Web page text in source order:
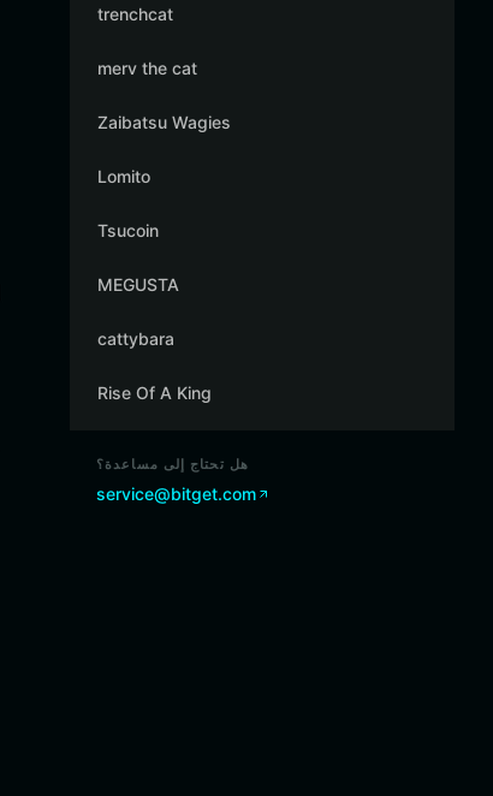
trenchcat
merv the cat
Zaibatsu Wagies
Lomito
Tsucoin
MEGUSTA
cattybara
Rise Of A King
هل تحتاج إلى مساعدة؟
service@bitget.com